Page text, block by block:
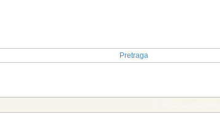
Pretraga